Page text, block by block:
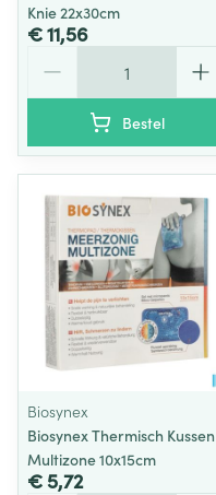
Knie 22x30cm
€ 11,56
Bestel
Biosynex
Biosynex Thermisch Kussen
Multizone 10x15cm
€ 5,72